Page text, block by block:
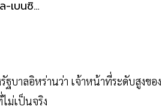
-เบนซิน
บาลอิหร่านว่า เจ้าหน้าที่ระดับสูงของ
ม่เป็นจริง